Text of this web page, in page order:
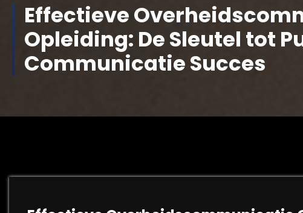
Effectieve
Opleiding: De Sleutel tot
Communicatie Succes